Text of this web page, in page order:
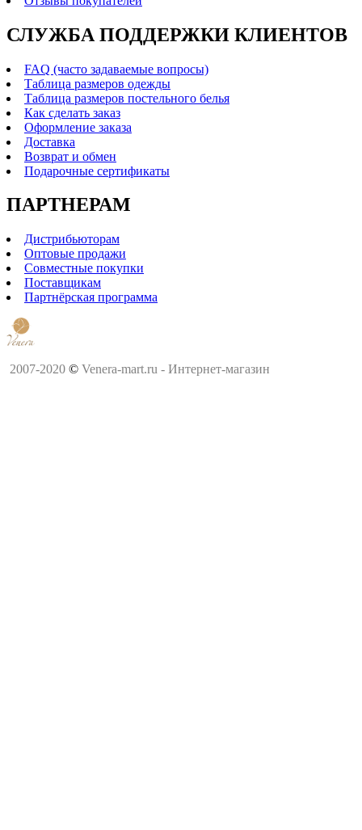
СЛУЖБА ПОДДЕРЖКИ КЛИЕНТОВ
FAQ (часто задаваемые вопросы)
Таблица размеров одежды
Таблица размеров постельного белья
Как сделать заказ
Оформление заказа
Доставка
Возврат и обмен
Подарочные сертификаты
ПАРТНЕРАМ
Дистрибьюторам
Оптовые продажи
Совместные покупки
Поставщикам
Партнёрская программа
2007-2020 © Venera-mart.ru - Интернет-магазин